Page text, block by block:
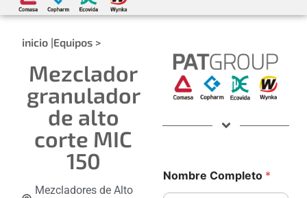
inicio |Equipos >
Mezclador
granulador
de alto
corte MIC
150
Mezcladores de Alto
Nombre Completo *